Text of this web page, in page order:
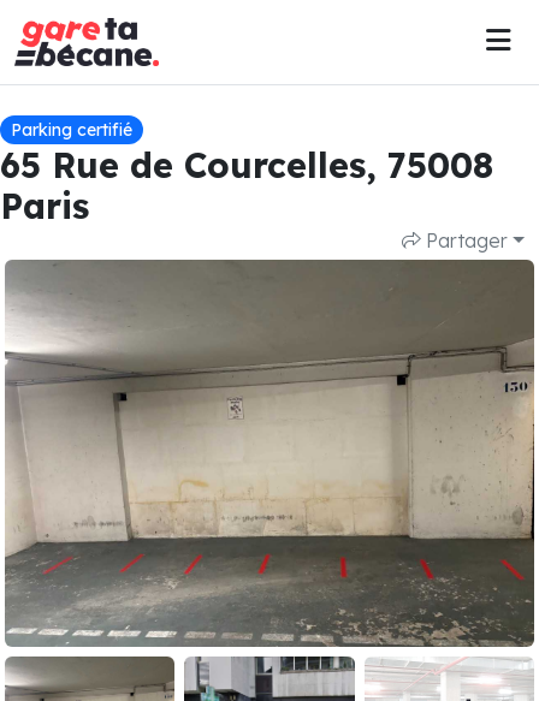
Parking certifié
65 Rue de Courcelles, 75008
Paris
Partager